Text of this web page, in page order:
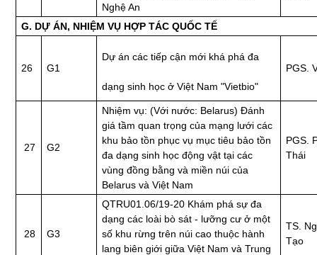
Nghệ An
G. DỰ ÁN, NHIỆM VỤ HỢP TÁC QUỐC TẾ
26 G1
Dự án các tiếp cận mới khá phá đa
dạng sinh học ở Việt Nam "Vietbio"
PGS.
27 G2
Nhiệm vụ: (Với nước: Belarus) Đánh
giá tầm quan trọng của mạng lưới các
khu bảo tồn phục vụ mục tiêu bảo tồn
đa dạng sinh học động vật tại các
vùng đồng bằng và miền núi của
Belarus và Việt Nam
PGS.
Thái
28 G3
QTRU01.06/19-20 Khám phá sự đa
dạng các loài bò sát - lưỡng cư ở một
số khu rừng trên núi cao thuộc hành
lang biên giới giữa Việt Nam và Trung
TS.
Tạo